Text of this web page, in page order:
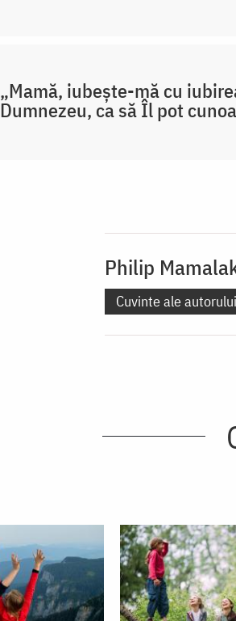
„Mamă, iubește-mă cu
Dumnezeu, ca să Îl pot
Philip
Cuvinte ale autorului